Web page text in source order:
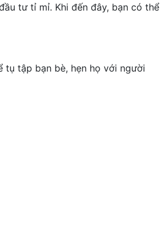
tư tỉ mỉ. Khi đến đây, bạn có thể
tụ tập bạn bè, hẹn họ với người